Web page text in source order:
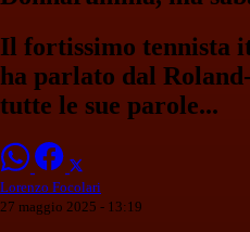
Il fortissimo tennista
ha parlato dal
tutte le sue parole...
Lorenzo Focolari
27 maggio 2025 - 13:19